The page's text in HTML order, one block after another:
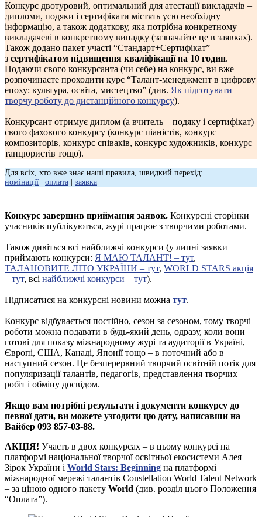
Конкурс двотуровий, оптимальний для атестації викладачів –
дипломи, подяки і сертифікати містять усю необхідну
інформацію, а також додаткову, яка потрібна конкретному
викладачеві в конкретному випадку (зазначайте це в заявках).
Також додано пакет участі “Стандарт+Сертифікат”
з сертифікатом підвищення кваліфікації на 10 годин.
Подаючи свого конкурсанта (чи себе) на конкурс, ви вже
розпочинаєте проходити курс “Талант-менеджмент в цифрову
епоху: культура, освіта, мистецтво” (див. Як підготувати
творчу роботу до дистанційного конкурсу).
Конкурсант отримує диплом (а вчитель – подяку і сертифікат)
свого фахового конкурсу (конкурс піаністів, конкурс
композиторів, конкурс співаків, конкурс художників, конкурс
танцюристів тощо).
Для всіх, хто вже знає наші правила, швидкий перехід:
номінації
оплата заявка
Конкурс завершив приймання заявок. Конкурсні сторінки
учасників публікуються, журі працює з творчими роботами.
Також дивіться всі найближчі конкурси (у липні заявки
приймають конкурси: Я МАЮ ТАЛАНТ! – тут,
ТАЛАНОВИТЕ ЛІТО УКРАЇНИ – тут, WORLD STARS акція
– тут, всі найближчі конкурси – тут).
Підписатися на конкурсні новини можна тут.
Конкурс відбувається постійно, сезон за сезоном, тому творчі
роботи можна подавати в будь-який день, одразу, коли вони
готові для показу міжнародному журі та аудиторії в Україні,
Європі, США, Канаді, Японії тощо – в поточний або в
наступний сезон. Це безперервний творчий освітній потік для
популяризації талантів, педагогів, представлення творчих
робіт і обміну досвідом.
Якщо вам потрібні результати і документи конкурсу до
певної дати, ви можете узгодити цю дату, написавши на
Вайбер 093 857-03-88.
АКЦІЯ! Участь в двох конкурсах – в цьому конкурсі на
платформі національної творчої освітньої екосистеми Алея
Зірок України і World Stars: Beginning на платформі
міжнародної мережі талантів Constellation World Talent Network
– за ціною одного пакету World (див. розділ цього Положення
“Оплата”).